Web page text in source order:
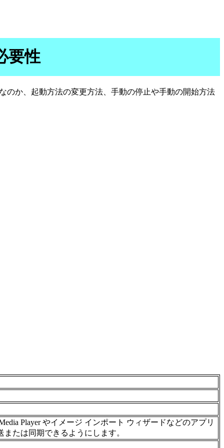
要性
のか、起動方法の変更方法、手動の停止や手動の開始方法
Player やイメージ インポート ウィザードなどのアプリ
たは同期できるようにします。